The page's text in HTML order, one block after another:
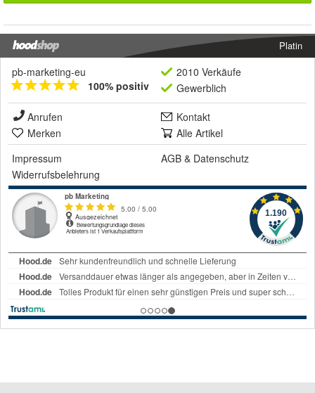
Platin
pb-marketing-eu
100% positiv
2010 Verkäufe
Gewerblich
Anrufen
Kontakt
Merken
Alle Artikel
Impressum
AGB & Datenschutz
Widerrufsbelehrung